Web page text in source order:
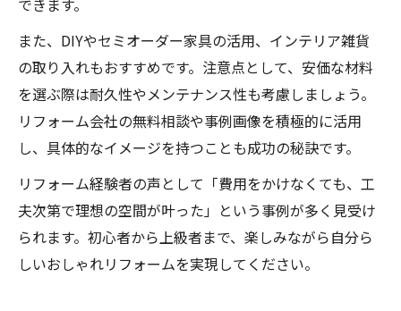
できます。
また、DIYやセミオーダー家具の活用、インテリア雑貨
の取り入れもおすすめです。注意点として、安価な材料
を選ぶ際は耐久性やメンテナンス性も考慮しましょう。
リフォーム会社の無料相談や事例画像を積極的に活用
し、具体的なイメージを持つことも成功の秘訣です。
リフォーム経験者の声として「費用をかけなくても、工
夫次第で理想の空間が叶った」という事例が多く見受け
られます。初心者から上級者まで、楽しみながら自分ら
しいおしゃれリフォームを実現してください。